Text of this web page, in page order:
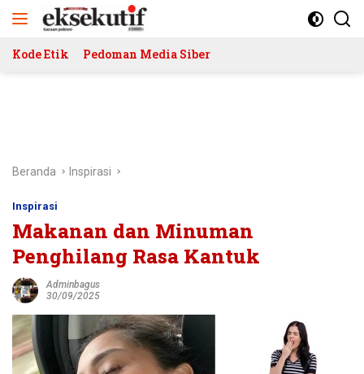
Kode Etik Pedoman Media Siber
Beranda Inspirasi
Inspirasi
Makanan dan Minuman
Penghilang Rasa Kantuk
Adminbagus
30/09/2025